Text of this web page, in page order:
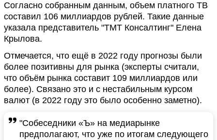
Согласно собранным данным, объем платного ТВ
составил 106 миллиардов рублей. Такие данные
указала представитель "ТМТ Консалтинг" Елена
Крылова.
Отмечается, что ещё в 2022 году прогнозы были
более позитивны для рынка (эксперты считали,
что объём рынка составит 109 миллиардов или
более). Связано это и с нестабильным курсом
валют (в 2022 году это было особенно заметно).
"Собеседники «Ъ» на медиарынке
предполагают, что уже по итогам следующего